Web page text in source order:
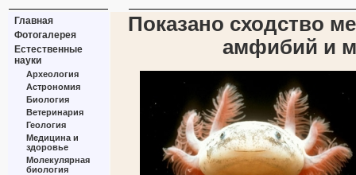
Главная
Фотогалерея
Естественные
науки
Археология
Астрономия
Биология
Ветеринария
Геология
Медицина и
здоровье
Молекулярная
биология
Показано сходство
амфибий и